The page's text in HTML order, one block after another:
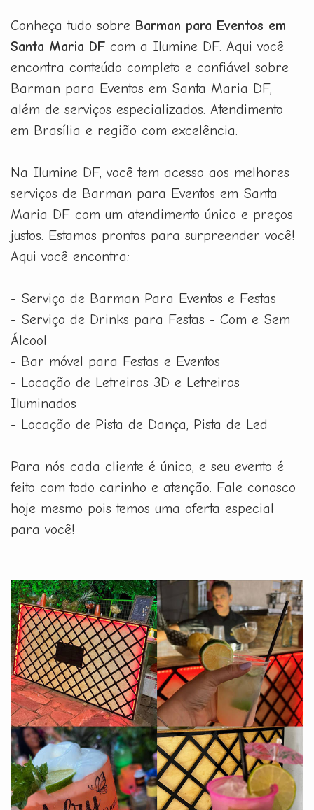
Conheça tudo sobre Barman para Eventos em
Santa Maria DF com a Ilumine DF. Aqui você
encontra conteúdo completo e confiável sobre
Barman para Eventos em Santa Maria DF,
além de serviços especializados. Atendimento
em Brasília e região com excelência.
Na Ilumine DF, você tem acesso aos melhores
serviços de Barman para Eventos em Santa
Maria DF com um atendimento único e preços
justos. Estamos prontos para surpreender você!
Aqui você encontra:
- Serviço de Barman Para Eventos e Festas
- Serviço de Drinks para Festas - Com e Sem
Álcool
- Bar móvel para Festas e Eventos
- Locação de Letreiros 3D e Letreiros
Iluminados
- Locação de Pista de Dança, Pista de Led
Para nós cada cliente é único, e seu evento é
feito com todo carinho e atenção. Fale conosco
hoje mesmo pois temos uma oferta especial
para você!